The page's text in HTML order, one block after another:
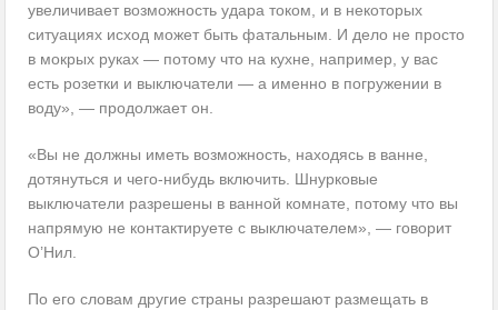
увеличивает возможность удара током, и в некоторых
ситуациях исход может быть фатальным. И дело не просто
в мокрых руках — потому что на кухне, например, у вас
есть розетки и выключатели — а именно в погружении в
воду», — продолжает он.
«Вы не должны иметь возможность, находясь в ванне,
дотянуться и чего-нибудь включить. Шнурковые
выключатели разрешены в ванной комнате, потому что вы
напрямую не контактируете с выключателем», — говорит
О’Нил.
По его словам другие страны разрешают размещать в